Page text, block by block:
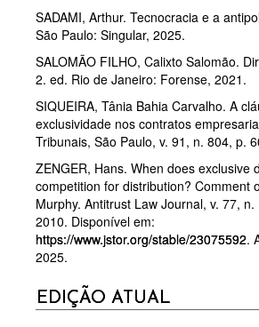
SADAMI, Arthur. Tecnocracia e a
São Paulo: Singular, 2025.
SALOMÃO FILHO, Calixto Salomão.
2. ed. Rio de Janeiro: Forense, 2021.
SIQUEIRA, Tânia Bahia Carvalho. A
exclusividade nos contratos
Tribunais, São Paulo, v. 91, n. 804, p.
ZENGER, Hans. When does exclusive
competition for distribution? Comment
Murphy. Antitrust Law Journal, v. 77,
2010. Disponível em:
https://www.jstor.org/stable/23075592.
2025.
CURRENT
EDIÇÃO ATUAL